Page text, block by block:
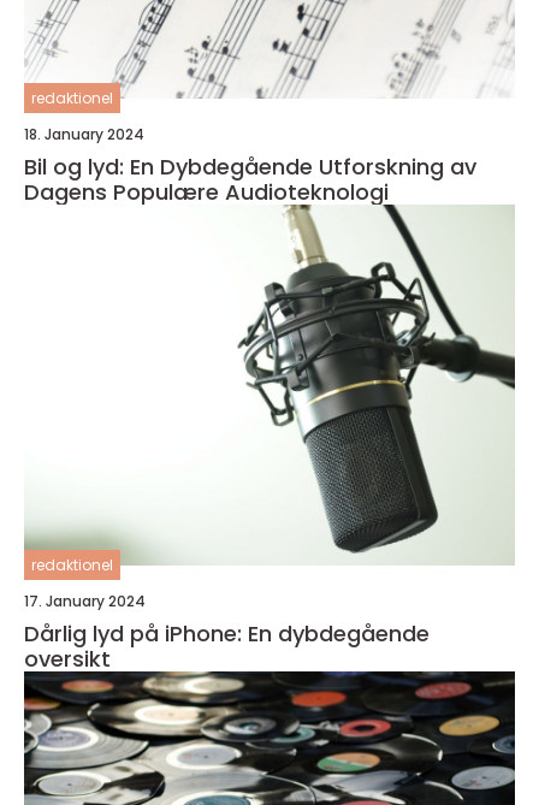
redaktionel
18. January 2024
Bil og lyd: En Dybdegående Utforskning av
Dagens Populære Audioteknologi
redaktionel
17. January 2024
Dårlig lyd på iPhone: En dybdegående
oversikt